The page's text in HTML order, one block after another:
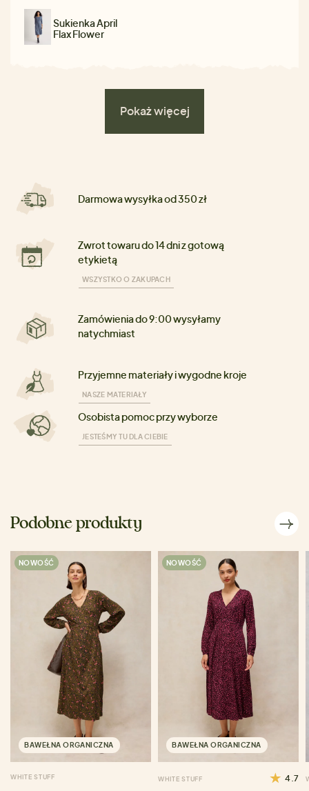
Sukienka April
Flax Flower
Pokaż więcej
Darmowa wysyłka od 350 zł
Zwrot towaru do 14 dni z gotową
etykietą
WSZYSTKO O ZAKUPACH
Zamówienia do 9:00 wysyłamy
natychmiast
Przyjemne materiały i wygodne kroje
NASZE MATERIAŁY
Osobista pomoc przy wyborze
JESTEŚMY TU DLA CIEBIE
Podobne produkty
NOWOŚĆ
BAWEŁNA ORGANICZNA
WHITE STUFF
NOWOŚĆ
BAWEŁNA ORGANICZNA
WHITE STUFF 4.7